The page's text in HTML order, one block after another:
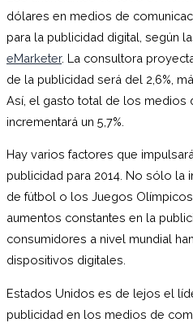
dólares en medios de
para la publicidad digital, según
eMarketer. La consultora
de la publicidad será del 2,6%,
Así, el gasto total de los medios
incrementará un 5,7%.
Hay varios factores que
publicidad para 2014. No sólo la
de fútbol o los Juegos
aumentos constantes en la
consumidores a nivel mundial
dispositivos digitales.
Estados Unidos es de lejos el
publicidad en los medios de